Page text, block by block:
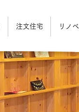
注文住宅 リノ